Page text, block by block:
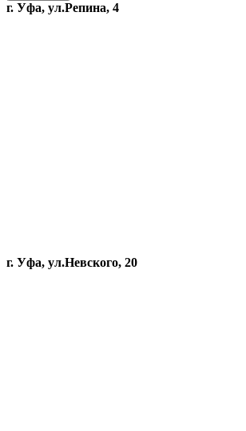
г. Уфа, ул.Репина, 4
г. Уфа, ул.Невского, 20